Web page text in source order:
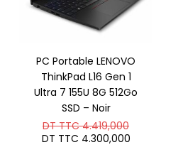
PC Portable LENOVO
ThinkPad L16 Gen 1
Ultra 7 155U 8G 512Go
SSD – Noir
DT TTC4.419,000Le
prix
initial
DT TTC 4.300,000Le